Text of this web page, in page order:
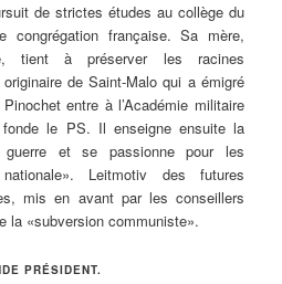
de strictes études au collège du
congrégation française. Sa mère,
tient à préserver les racines
de Saint-Malo qui a émigré
entre à l’Académie militaire
fonde le PS. Il enseigne ensuite la
guerre et se passionne pour les
Leitmotiv des futures
mis en avant par les conseillers
la «subversion communiste».
PRÉSIDENT.